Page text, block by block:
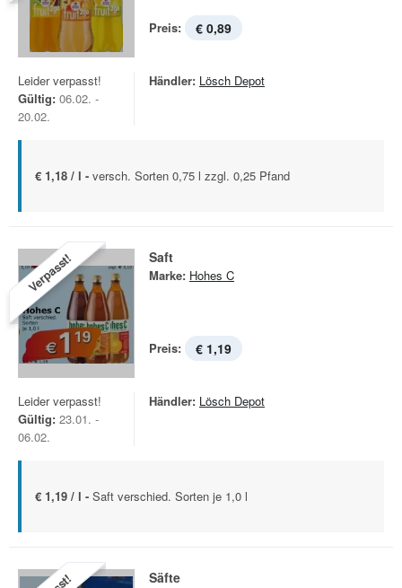
Preis: € 0,89
Leider verpasst!
Gültig: 06.02. -
20.02.
Händler: Lösch Depot
€ 1,18 / l - versch. Sorten 0,75 l zzgl. 0,25 Pfand
Verpasst! Saft
Marke: Hohes C
Preis: € 1,19
Leider verpasst!
Gültig: 23.01. -
06.02.
Händler: Lösch Depot
€ 1,19 / l - Saft verschied. Sorten je 1,0 l
Säfte